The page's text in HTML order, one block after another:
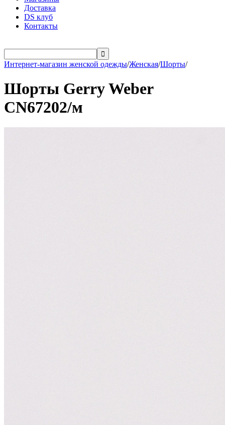
Доставка
DS клуб
Контакты

Интернет-магазин женской одежды/Женская/Шорты/
Шорты Gerry Weber
СN67202/м